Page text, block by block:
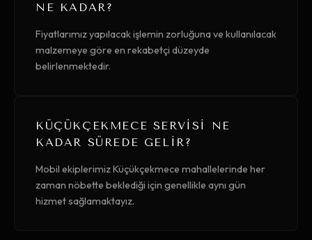
NE KADAR?
Fiyatlarımız yapılacak işlemin zorluğuna ve kullanılacak
malzemeye göre en rekabetçi düzeyde
belirlenmektedir.
KÜÇÜKÇEKMECE SERVISI NE
KADAR SÜREDE GELIR?
Mobil ekiplerimiz Küçükçekmece mahallelerinde her
zaman nöbette beklediği için genellikle aynı gün
hizmet sağlamaktayız.